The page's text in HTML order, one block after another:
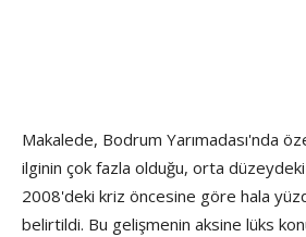
Makalede, Bodrum Yarımadası'nda
ilginin çok fazla olduğu, orta düzeydeki
2008'deki kriz öncesine göre hala
belirtildi. Bu gelişmenin aksine lüks